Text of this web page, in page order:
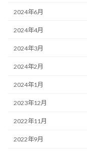
2024年6月
2024年4月
2024年3月
2024年2月
2024年1月
2023年12月
2022年11月
2022年9月